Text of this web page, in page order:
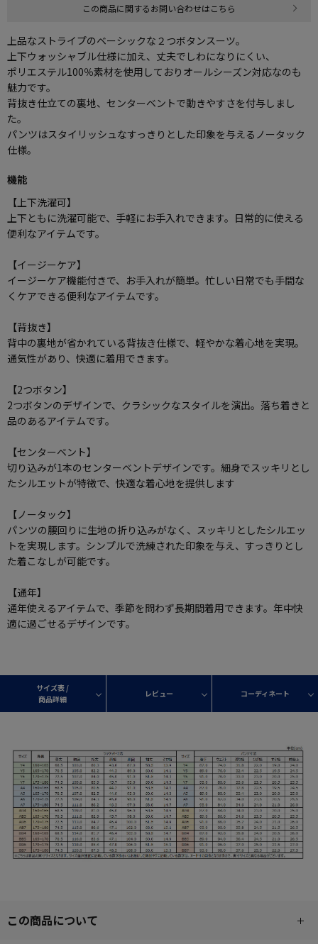
この商品に関するお問い合わせはこちら
上品なストライプのベーシックな２つボタンスーツ。
上下ウォッシャブル仕様に加え、丈夫でしわになりにくい、
ポリエステル100％素材を使用しておりオールシーズン対応なのも
魅力です。
背抜き仕立ての裏地、センターベントで動きやすさを付与しまし
た。
パンツはスタイリッシュなすっきりとした印象を与えるノータック
仕様。
機能
【上下洗濯可】
上下ともに洗濯可能で、手軽にお手入れできます。日常的に使える
便利なアイテムです。
【イージーケア】
イージーケア機能付きで、お手入れが簡単。忙しい日常でも手間な
くケアできる便利なアイテムです。
【背抜き】
背中の裏地が省かれている背抜き仕様で、軽やかな着心地を実現。
通気性があり、快適に着用できます。
【2つボタン】
2つボタンのデザインで、クラシックなスタイルを演出。落ち着きと
品のあるアイテムです。
【センターベント】
切り込みが1本のセンターベントデザインです。細身でスッキリとし
たシルエットが特徴で、快適な着心地を提供します
【ノータック】
パンツの腰回りに生地の折り込みがなく、スッキリとしたシルエッ
トを実現します。シンプルで洗練された印象を与え、すっきりとし
た着こなしが可能です。
【通年】
通年使えるアイテムで、季節を問わず長期間着用できます。年中快
適に過ごせるデザインです。
サイズ表 /
商品詳細
レビュー コーディネート
この商品について